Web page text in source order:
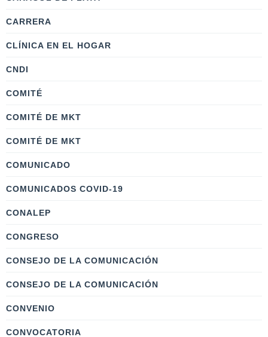
CARRERA
CLÍNICA EN EL HOGAR
CNDI
COMITÉ
COMITÉ DE MKT
COMITÉ DE MKT
COMUNICADO
COMUNICADOS COVID-19
CONALEP
CONGRESO
CONSEJO DE LA COMUNICACIÓN
CONSEJO DE LA COMUNICACIÓN
CONVENIO
CONVOCATORIA